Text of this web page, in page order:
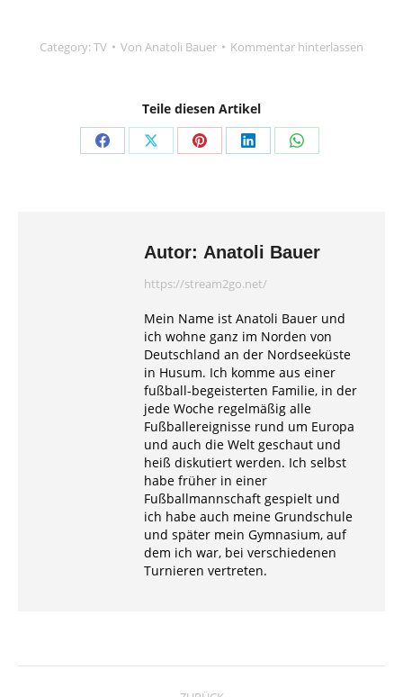
Category: TV Von Anatoli Bauer Kommentar hinterlassen
Teile diesen Artikel
Teilen Teilen Teilen Teilen Teilen
Autor: Anatoli Bauer
https://stream2go.net/
Mein Name ist Anatoli Bauer und
ich wohne ganz im Norden von
Deutschland an der Nordseeküste
in Husum. Ich komme aus einer
fußball-begeisterten Familie, in der
jede Woche regelmäßig alle
Fußballereignisse rund um Europa
und auch die Welt geschaut und
heiß diskutiert werden. Ich selbst
habe früher in einer
Fußballmannschaft gespielt und
ich habe auch meine Grundschule
und später mein Gymnasium, auf
dem ich war, bei verschiedenen
Turnieren vertreten.
Kommentarnavigation